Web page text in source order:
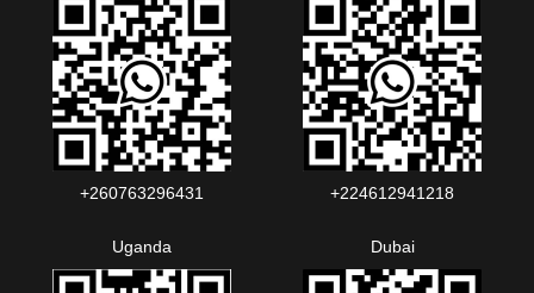
+260763296431 +224612941218
Uganda Dubai